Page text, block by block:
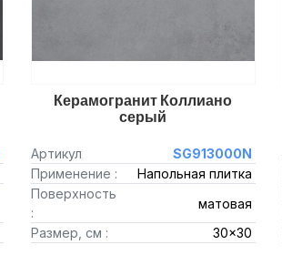
Керамогранит Коллиано
серый
Артикул
SG913000N
Применение :
Напольная плитка
Поверхность
:
матовая
Размер, см :
30x30